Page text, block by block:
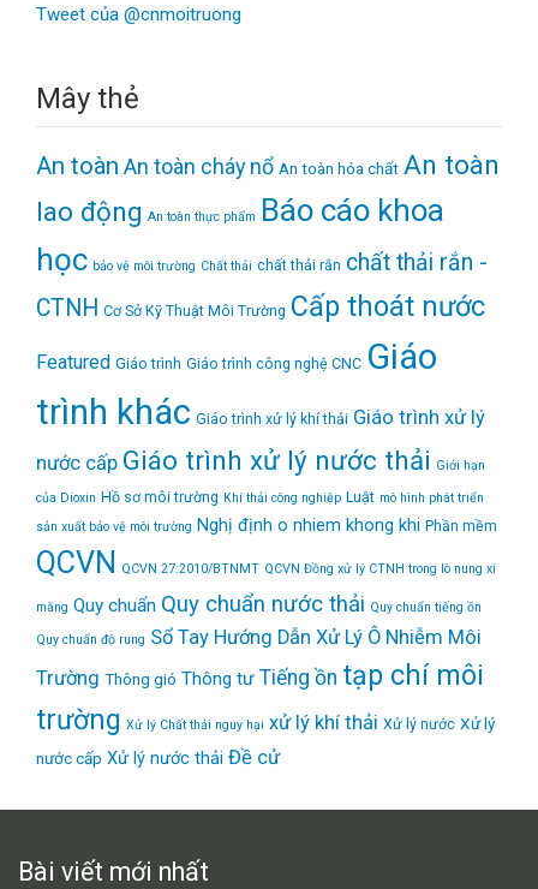
Tweet của @cnmoitruong
Mây thẻ
An toàn An toàn cháy nổ An toàn hóa chất An toàn
lao động An toàn thực phẩm Báo cáo khoa
học bảo vệ môi trường Chất thải chất thải rắn chất thải rắn -
CTNH Cơ Sở Kỹ Thuật Môi Trường Cấp thoát nước
Featured Giáo trình Giáo trình công nghệ CNC Giáo
trình khác Giáo trình xử lý khí thải Giáo trình xử lý
nước cấp Giáo trình xử lý nước thải Giới hạn
của Dioxin Hồ sơ môi trường Khí thải công nghiệp Luật mô hình phát triển
sản xuất bảo vệ môi trường Nghị định o nhiem khong khi Phần mềm
QCVN QCVN 27:2010/BTNMT QCVN Đồng xử lý CTNH trong lò nung xi
măng Quy chuẩn Quy chuẩn nước thải Quy chuẩn tiếng ồn
Quy chuẩn độ rung Sổ Tay Hướng Dẫn Xử Lý Ô Nhiễm Môi
Trường Thông gió Thông tư Tiếng ồn tạp chí môi
trường Xử lý Chất thải nguy hại xử lý khí thải Xử lý nước Xử lý
nước cấp Xử lý nước thải Đề cử
Bài viết mới nhất